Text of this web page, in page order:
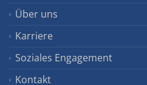
Über uns
Karriere
Soziales Engagement
Kontakt